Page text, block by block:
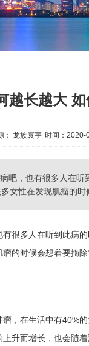
越长越大
： 龙族寰宇 时间：2020-
吧，也有很多人在
女性在发现肌瘤的
很多人在听到此病
的时候会想着要摘
，在生活中有40%
升而增长，也会随着